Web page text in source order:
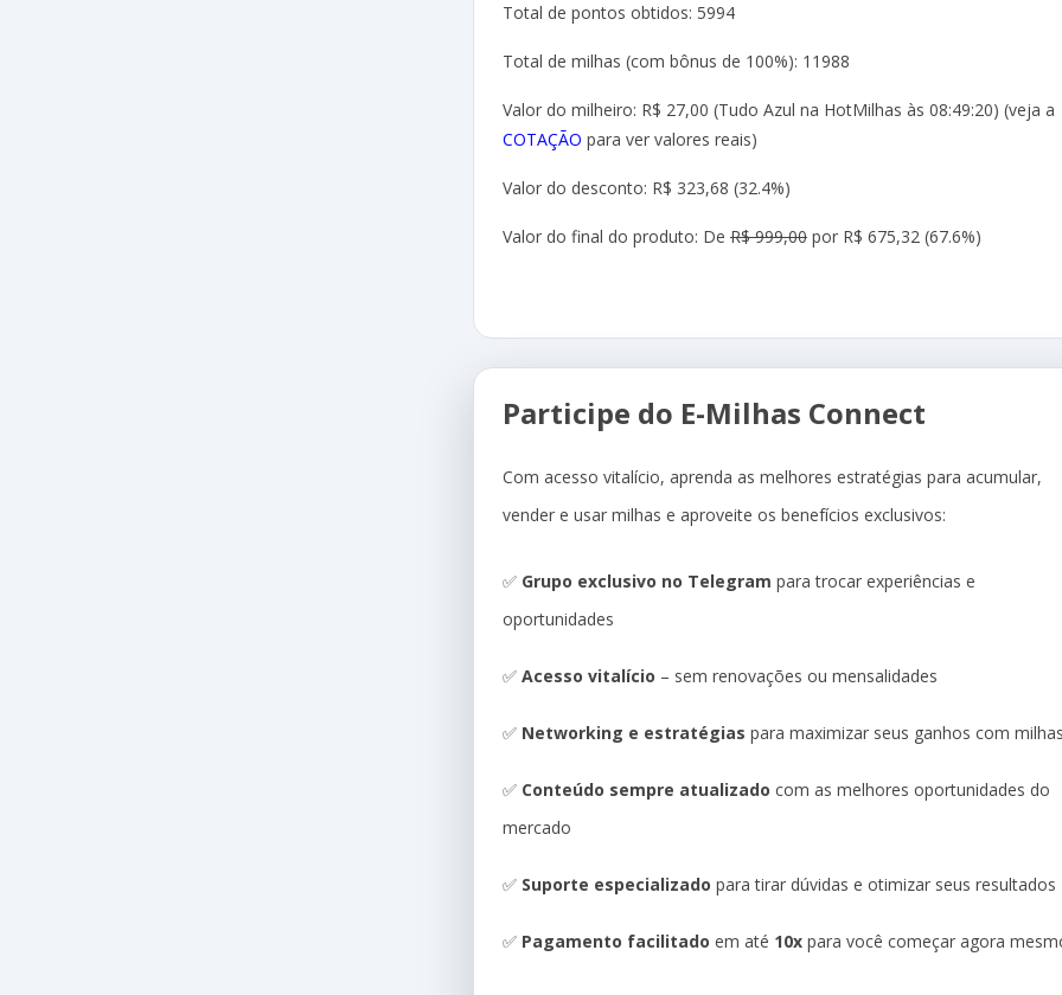
Total de pontos obtidos: 5994
Total de milhas (com bônus de 100%): 11988
Valor do milheiro: R$ 27,00 (Tudo Azul na HotMilhas às 08:49:20) (veja a
COTAÇÃO para ver valores reais)
Valor do desconto: R$ 323,68 (32.4%)
Valor do final do produto: De R$ 999,00 por R$ 675,32 (67.6%)
Participe do E-Milhas Connect
Com acesso vitalício, aprenda as melhores estratégias para acumular,
vender e usar milhas e aproveite os benefícios exclusivos:
✅ Grupo exclusivo no Telegram para trocar experiências e
oportunidades
✅ Acesso vitalício – sem renovações ou mensalidades
✅ Networking e estratégias para maximizar seus ganhos com
✅ Conteúdo sempre atualizado com as melhores oportunidades do
mercado
✅ Suporte especializado para tirar dúvidas e otimizar seus resultados
✅ Pagamento facilitado em até 10x para você começar agora